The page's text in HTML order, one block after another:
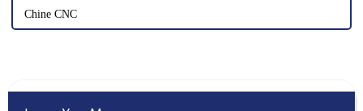
Chine CNC